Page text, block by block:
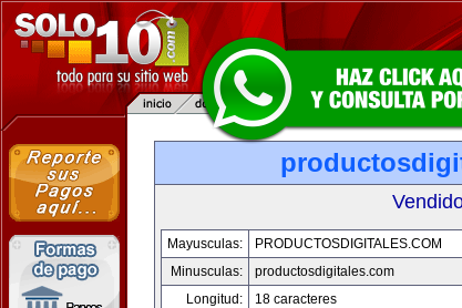
Mayusculas:
PRODUCTOSDIGITALES.COM
Minusculas:
productosdigitales.com
Longitud:
18 caracteres